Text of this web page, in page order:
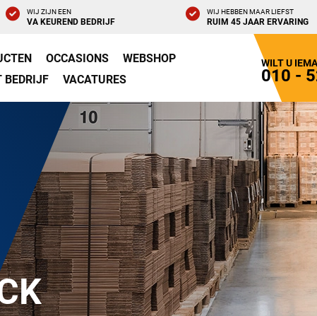
WIJ ZIJN EEN
VA KEUREND BEDRIJF
WIJ HEBBEN MAAR LIEFST
RUIM 45 JAAR ERVARING
OCCASIONS
WEBSHOP
BEDRIJF
VACATURES
WILT U
010 -